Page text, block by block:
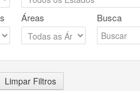
Áreas Busca
Limpar Filtros